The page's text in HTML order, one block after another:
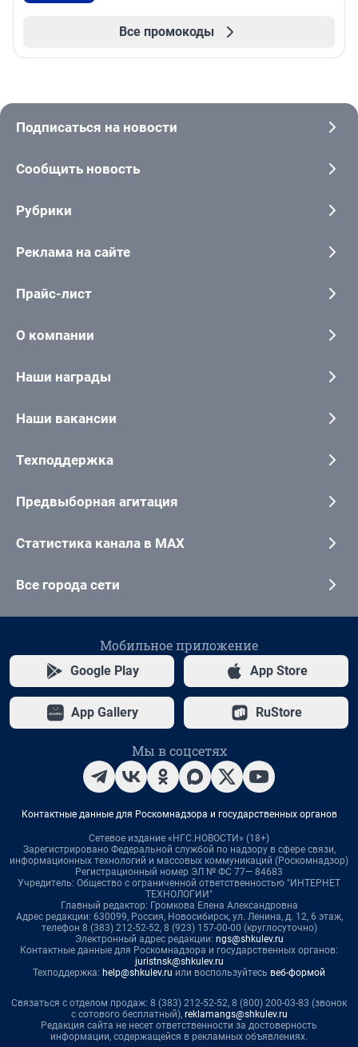
Все промокоды
Подписаться на новости
Сообщить новость
Рубрики
Реклама на сайте
Прайс-лист
О компании
Наши награды
Наши вакансии
Техподдержка
Предвыборная агитация
Статистика канала в MAX
Все города сети
Мобильное приложение
Google Play App Store
App Gallery RuStore
Мы в соцсетях
Контактные данные для Роскомнадзора и государственных органов
Сетевое издание «НГС.НОВОСТИ» (18+)
Зарегистрировано Федеральной службой по надзору в сфере связи,
информационных технологий и массовых коммуникаций (Роскомнадзор)
Регистрационный номер ЭЛ № ФС 77— 84683
Учредитель: Общество с ограниченной ответственностью "ИНТЕРНЕТ
ТЕХНОЛОГИИ"
Главный редактор: Громкова Елена Александровна
Адрес редакции: 630099, Россия, Новосибирск, ул. Ленина, д. 12, 6 этаж,
телефон 8 (383) 212-52-52, 8 (923) 157-00-00 (круглосуточно)
Электронный адрес редакции: ngs@shkulev.ru
Контактные данные для Роскомнадзора и государственных органов:
juristnsk@shkulev.ru
Техподдержка: help@shkulev.ru или воспользуйтесь веб-формой
Связаться с отделом продаж: 8 (383) 212-52-52, 8 (800) 200-03-83 (звонок
с сотового бесплатный), reklamangs@shkulev.ru
Редакция сайта не несет ответственности за достоверность
информации, содержащейся в рекламных объявлениях.